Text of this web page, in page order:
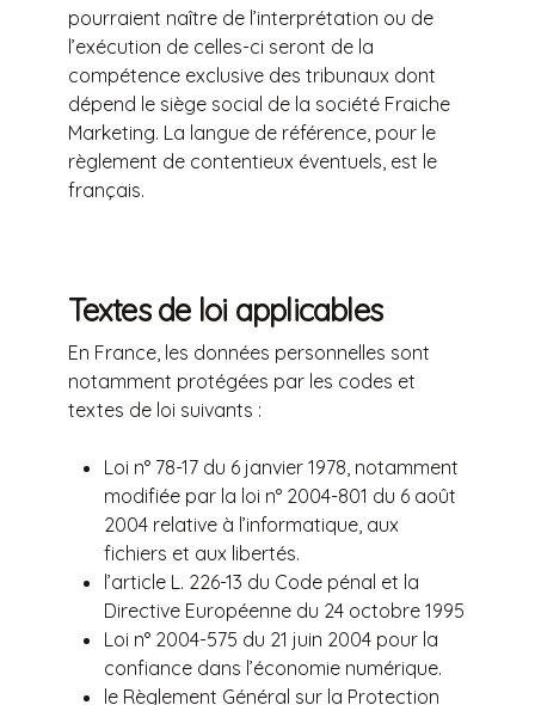
pourraient naître de l’interprétation ou de
l’exécution de celles-ci seront de la
compétence exclusive des tribunaux dont
dépend le siège social de la société Fraiche
Marketing. La langue de référence, pour le
règlement de contentieux éventuels, est le
français.
Textes de loi applicables
En France, les données personnelles sont
notamment protégées par les codes et
textes de loi suivants :
Loi n° 78-17 du 6 janvier 1978, notamment
modifiée par la loi n° 2004-801 du 6 août
2004 relative à l’informatique, aux
fichiers et aux libertés.
l’article L. 226-13 du Code pénal et la
Directive Européenne du 24 octobre 1995
Loi n° 2004-575 du 21 juin 2004 pour la
confiance dans l’économie numérique.
le Règlement Général sur la Protection